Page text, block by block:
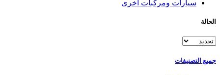
سيارات ومركبات أخرى
الحالة
جميع التصنيفات